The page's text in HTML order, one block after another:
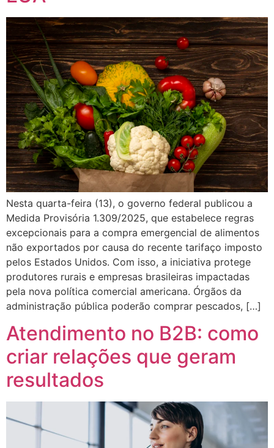
Nesta quarta-feira (13), o governo federal publicou a
Medida Provisória 1.309/2025, que estabelece regras
excepcionais para a compra emergencial de alimentos
não exportados por causa do recente tarifaço imposto
pelos Estados Unidos. Com isso, a iniciativa protege
produtores rurais e empresas brasileiras impactadas
pela nova política comercial americana. Órgãos da
administração pública poderão comprar pescados, […]
Atendimento no B2B: como
criar relações que geram
resultados